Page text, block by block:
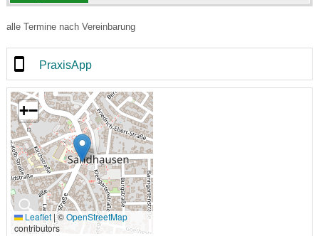
alle Termine nach Vereinbarung
PraxisApp
🔍
+−
Leaflet |©OpenStreetMap
contributors